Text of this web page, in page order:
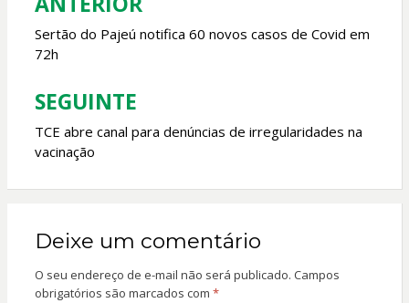
Navegação
de
Post
Sertão do Pajeú notifica 60 novos casos de Covid em
72h
SEGUINTE
TCE abre canal para denúncias de irregularidades na
vacinação
Deixe um comentário
O seu endereço de e-mail não será publicado. Campos
obrigatórios são marcados com *